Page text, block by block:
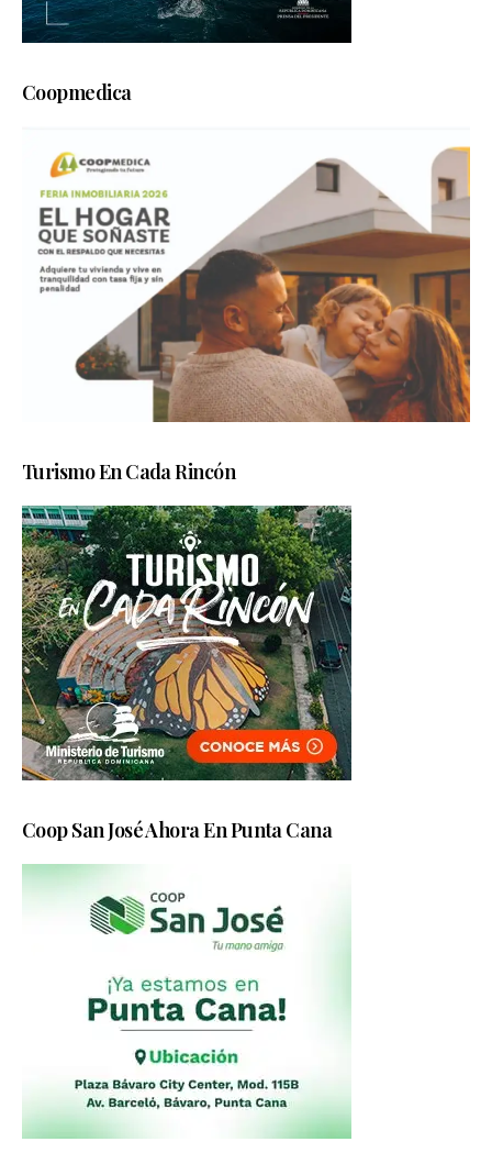
Coopmedica
Turismo En Cada Rincón
Coop San José Ahora En Punta Cana